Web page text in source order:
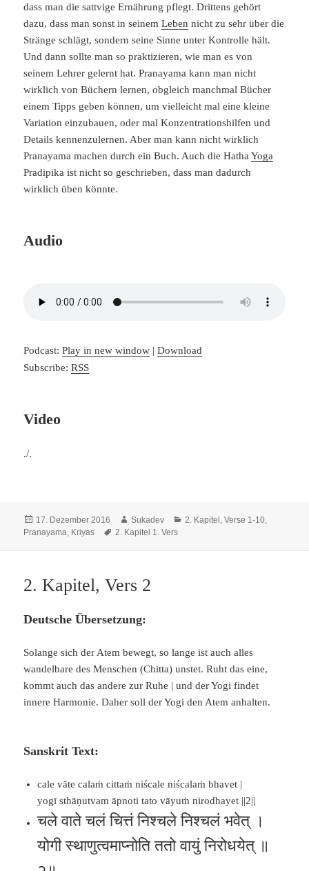
dass man die sattvige Ernährung pflegt. Drittens gehört
dazu, dass man sonst in seinemLeben nicht zu sehr über die
Stränge schlägt, sondern seine Sinne unter Kontrolle hält.
Und dann sollte man so praktizieren, wie man es von
seinem Lehrer gelernt hat. Pranayama kann man nicht
wirklich von Büchern lernen, obgleich manchmal Bücher
einem Tipps geben können, um vielleicht mal eine kleine
Variation einzubauen, oder mal Konzentrationshilfen und
Details kennenzulernen. Aber man kann nicht wirklich
Pranayama machen durch ein Buch. Auch die HathaYoga
Pradipika ist nicht so geschrieben, dass man dadurch
wirklich üben könnte.
Audio
Podcast:Play in new window |Download
Subscribe:RSS
Video
./.
Veröffentlicht
am
17. Dezember 2016 Autor
Sukadev Kategorien
2. Kapitel, Verse 1-10,
Pranayama, Kriyas
Schlagwörter
2. Kapitel 1. Vers
2. Kapitel, Vers 2
Deutsche Übersetzung:
Solange sich der Atem bewegt, so lange ist auch alles
wandelbare des Menschen (Chitta) unstet. Ruht das eine,
kommt auch das andere zur Ruhe | und der Yogi findet
innere Harmonie. Daher soll der Yogi den Atem anhalten.
Sanskrit Text:
cale vāte calaṁ cittaṁ niścale niścalaṁ bhavet |
yogī sthāṇutvam āpnoti tato vāyuṁ nirodhayet ||2||
चले वाते चलं चित्तं निश्चले निश्चलं भवेत् ।
योगी स्थाणुत्वमाप्नोति ततो वायुं निरोधयेत् ॥